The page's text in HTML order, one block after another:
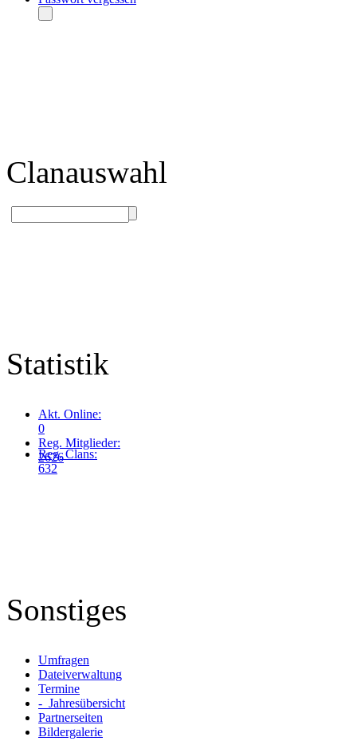
Clanauswahl
Statistik
Akt. Online:
0
Reg. Mitglieder:
2626
Reg. Clans:
632
Sonstiges
Umfragen
Dateiverwaltung
Termine
- Jahresübersicht
Partnerseiten
Bildergalerie